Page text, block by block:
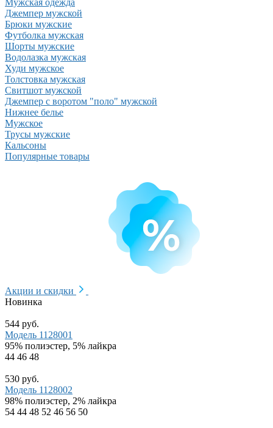
Мужская одежда
Джемпер мужской
Брюки мужские
Футболка мужская
Шорты мужские
Водолазка мужская
Худи мужское
Толстовка мужская
Свитшот мужской
Джемпер с воротом "поло" мужской
Нижнее белье
Мужское
Трусы мужские
Кальсоны
Популярные товары
Акции и скидки
Новинка
544 руб.
Модель 1128001
95% полиэстер, 5% лайкра
44 46 48
530 руб.
Модель 1128002
98% полиэстер, 2% лайкра
54 44 48 52 46 56 50